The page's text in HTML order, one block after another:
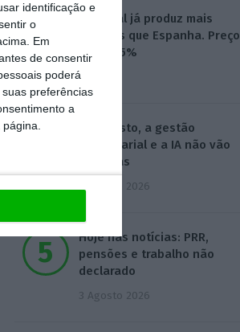
identificação e
o
Em
de consentir
poderá
preferências
a
Portugal já produz mais
sapatos que Espanha. Preço
sobe 2,5%
6:58
Em agosto, a gestão
empresarial e a IA não vão
de férias
3 Agosto 2026
Hoje nas notícias: PRR,
pensões e trabalho não
declarado
3 Agosto 2026